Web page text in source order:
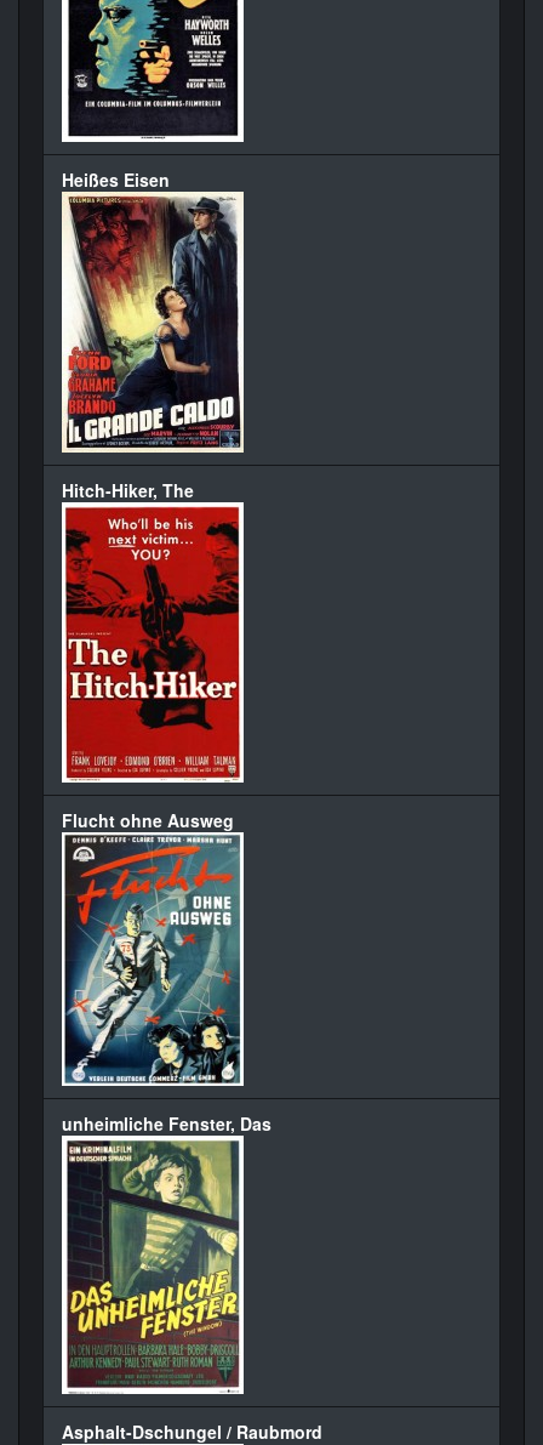
Heißes Eisen
Hitch-Hiker, The
Flucht ohne Ausweg
unheimliche Fenster, Das
Asphalt-Dschungel / Raubmord